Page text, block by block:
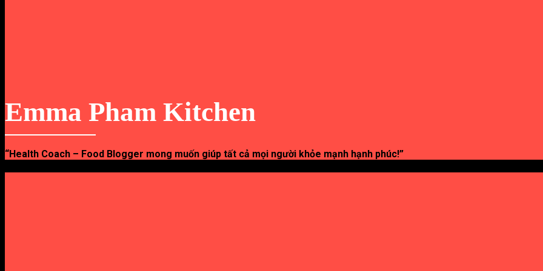
Emma Pham Kitchen
“Health Coach – Food Blogger mong muốn giúp tất cả mọi người khỏe mạnh hạnh phúc!”